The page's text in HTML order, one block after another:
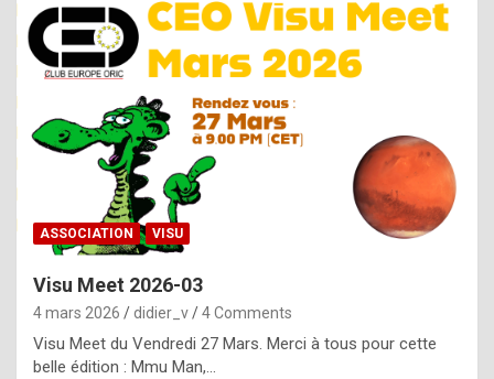
n
e
R
o
p
l
ASSOCIATION VISU
Visu Meet 2026-03
4 mars 2026 didier_v 4 Comments
Visu Meet du Vendredi 27 Mars. Merci à tous pour cette
belle édition : Mmu Man,…